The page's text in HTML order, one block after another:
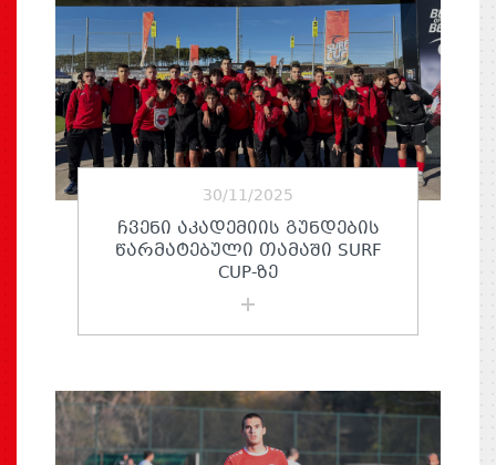
30/11/2025
ᲩᲕᲔᲜᲘ ᲐᲙᲐᲓᲔᲛᲘᲘᲡ ᲒᲣᲜᲓᲔᲑᲘᲡ
ᲬᲐᲠᲛᲐᲢᲔᲑᲣᲚᲘ ᲗᲐᲛᲐᲨᲘ SURF
CUP-ᲖᲔ